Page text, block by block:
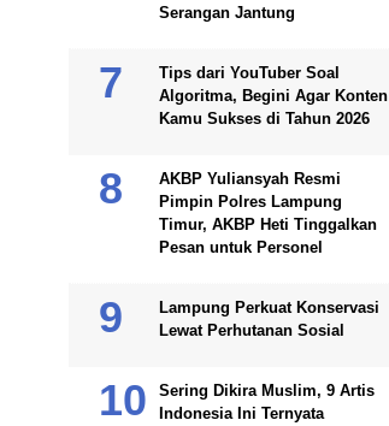
Serangan Jantung
Tips dari YouTuber Soal
Algoritma, Begini Agar Konten
Kamu Sukses di Tahun 2026
AKBP Yuliansyah Resmi
Pimpin Polres Lampung
Timur, AKBP Heti Tinggalkan
Pesan untuk Personel
Lampung Perkuat Konservasi
Lewat Perhutanan Sosial
Sering Dikira Muslim, 9 Artis
Indonesia Ini Ternyata